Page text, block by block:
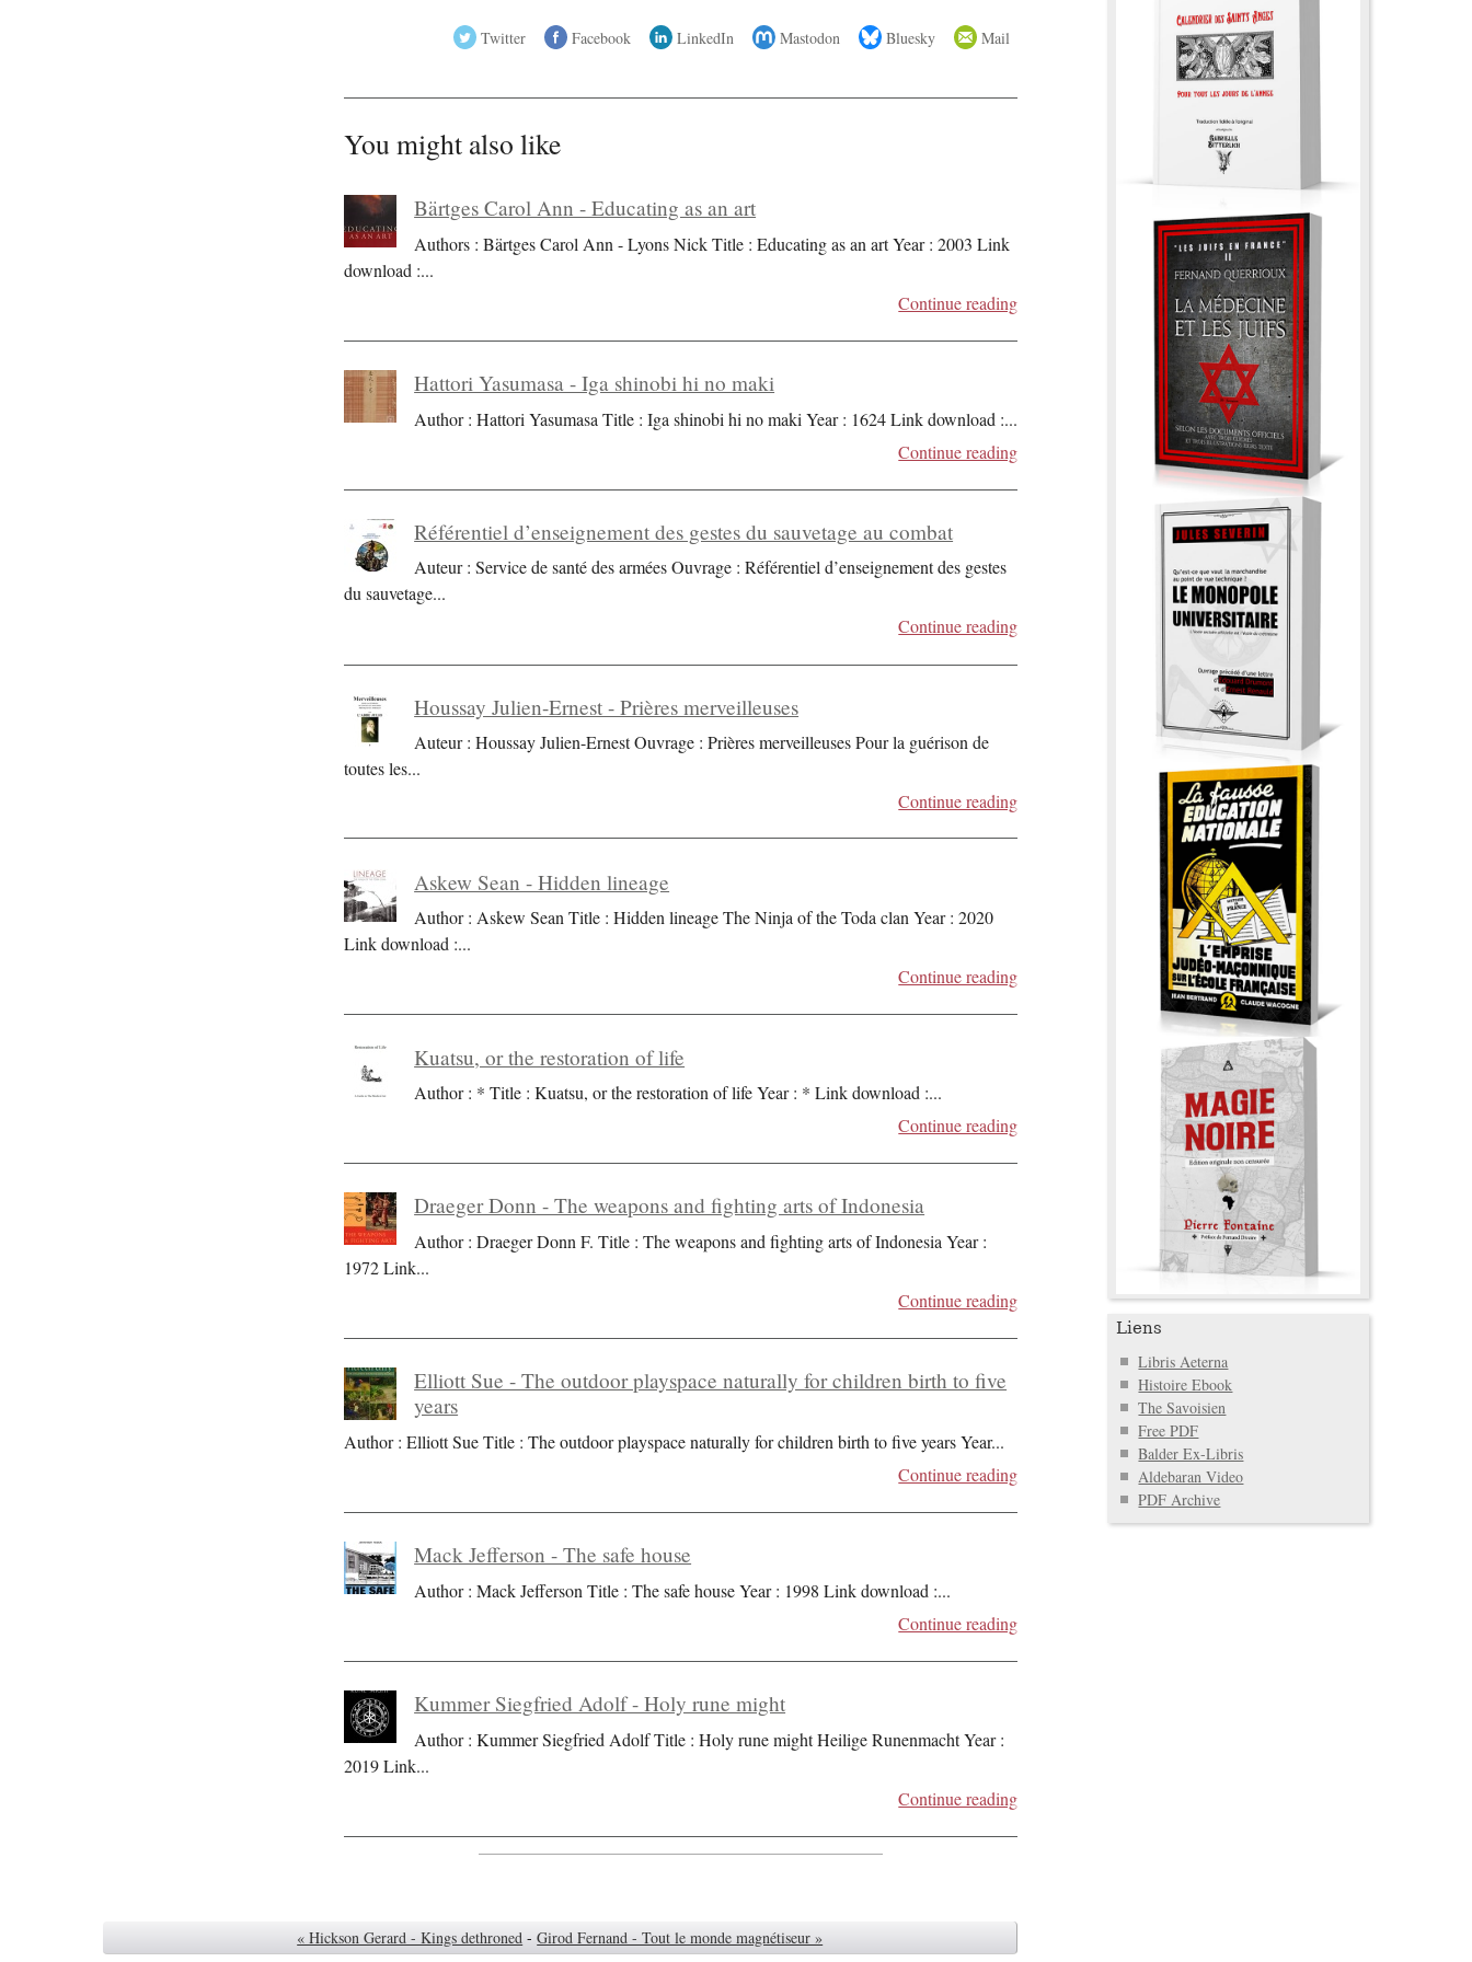
Twitter Facebook LinkedIn Mastodon Bluesky Mail
You might also like
Bärtges Carol Ann - Educating as an art
Authors : Bärtges Carol Ann - Lyons Nick Title : Educating as an art Year : 2003 Link
download :...
Continue reading
Hattori Yasumasa - Iga shinobi hi no maki
Author : Hattori Yasumasa Title : Iga shinobi hi no maki Year : 1624 Link download :...
Continue reading
Référentiel d’enseignement des gestes du sauvetage au combat
Auteur : Service de santé des armées Ouvrage : Référentiel d’enseignement des gestes
du sauvetage...
Continue reading
Houssay Julien-Ernest - Prières merveilleuses
Auteur : Houssay Julien-Ernest Ouvrage : Prières merveilleuses Pour la guérison de
toutes les...
Continue reading
Askew Sean - Hidden lineage
Author : Askew Sean Title : Hidden lineage The Ninja of the Toda clan Year : 2020
Link download :...
Continue reading
Kuatsu, or the restoration of life
Author : * Title : Kuatsu, or the restoration of life Year : * Link download :...
Continue reading
Draeger Donn - The weapons and fighting arts of Indonesia
Author : Draeger Donn F. Title : The weapons and fighting arts of Indonesia Year :
1972 Link...
Continue reading
Elliott Sue - The outdoor playspace naturally for children birth to five
years
Author : Elliott Sue Title : The outdoor playspace naturally for children birth to five years Year...
Continue reading
Mack Jefferson - The safe house
Author : Mack Jefferson Title : The safe house Year : 1998 Link download :...
Continue reading
Kummer Siegfried Adolf - Holy rune might
Author : Kummer Siegfried Adolf Title : Holy rune might Heilige Runenmacht Year :
2019 Link...
Continue reading
« Hickson Gerard - Kings dethroned - Girod Fernand - Tout le monde magnétiseur »
Liens
Libris Aeterna
Histoire Ebook
The Savoisien
Free PDF
Balder Ex-Libris
Aldebaran Video
PDF Archive